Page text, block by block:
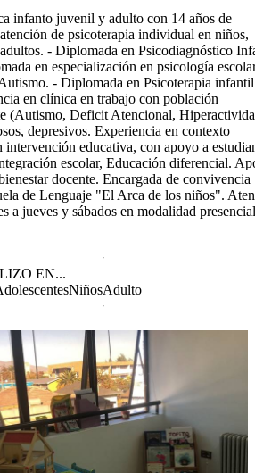
infanto juvenil y adulto con 14 años de
de psicoterapia individual en niños,
- Diplomada en Psicodiagnóstico
en especialización en psicología
- Diplomada en Psicoterapia
en clínica en trabajo con población
(Autismo, Deficit Atencional,
depresivos. Experiencia en contexto
intervención educativa, con apoyo a
escolar, Educación diferencial.
docente. Encargada de convivencia
de Lenguaje "El Arca de los niños".
a jueves y sábados en modalidad
EN...
NiñosAdulto